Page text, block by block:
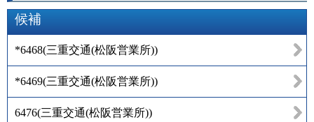
候補
*6468(三重交通(松阪営業所))
*6469(三重交通(松阪営業所))
6476(三重交通(松阪営業所))